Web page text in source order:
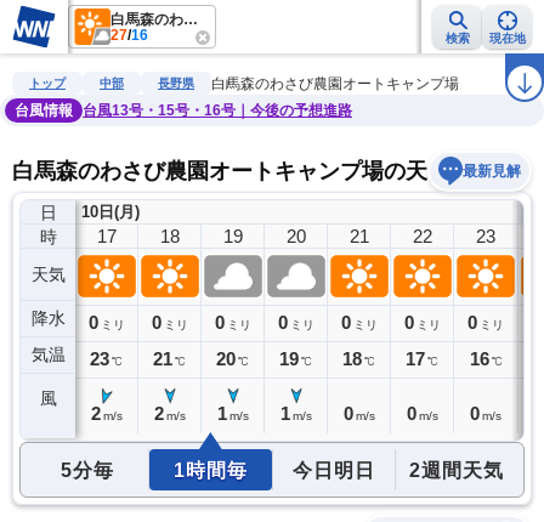
白馬森のわさび農園オートキャンプ場
27/16 検索 現在地
雨雲レーダー 台風情報 地震情報 警報・注意報 2週間天気 ラ
トップ 中部 長野県
白馬森のわさび農園オートキャンプ場
台風情報
台風13号・15号・16号｜今後の予想進路
白馬森のわさび農園オートキャンプ場の天気予報最新見解
日
時
天気
降水
気温
風
10日(月)
16
0ミリ
24℃
17
0 ミリ
23℃
2 m/s
18
0 ミリ
21℃
2 m/s
19
0 ミリ
20℃
1 m/s
20
0 ミリ
19℃
1 m/s
21
0 ミリ
18℃
0 m/s
22
0 ミリ
17℃
0 m/s
23
0 ミリ
16 ℃
0m/s
5分毎 1時間毎 今日明日 2週間天気